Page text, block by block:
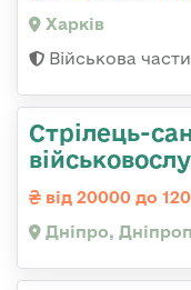
Харків
Військова
Стрілець-
від 20000 до
Дніпро,